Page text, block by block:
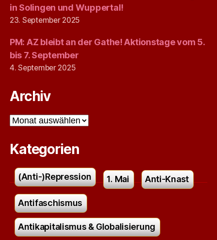
in Solingen und Wuppertal!
23. September 2025
PM: AZ bleibt an der Gathe! Aktionstage vom 5.
bis 7. September
4. September 2025
Archiv
Archiv
Kategorien
(Anti-)Repression 1. Mai Anti-Knast
Antifaschismus
Antikapitalismus & Globalisierung